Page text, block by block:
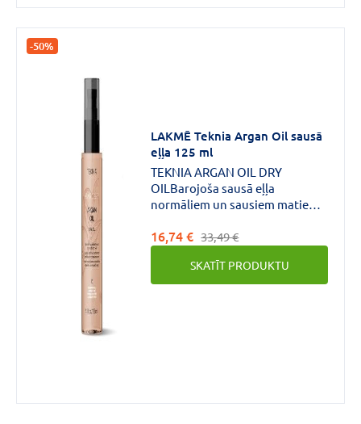
-50%
LAKMĒ Teknia Argan Oil sausā
eļļa 125 ml
TEKNIA ARGAN OIL DRY
OILBarojoša sausā eļļa
normāliem un sausiem matiem.
16,74 € 33,49 €
SKATĪT PRODUKTU